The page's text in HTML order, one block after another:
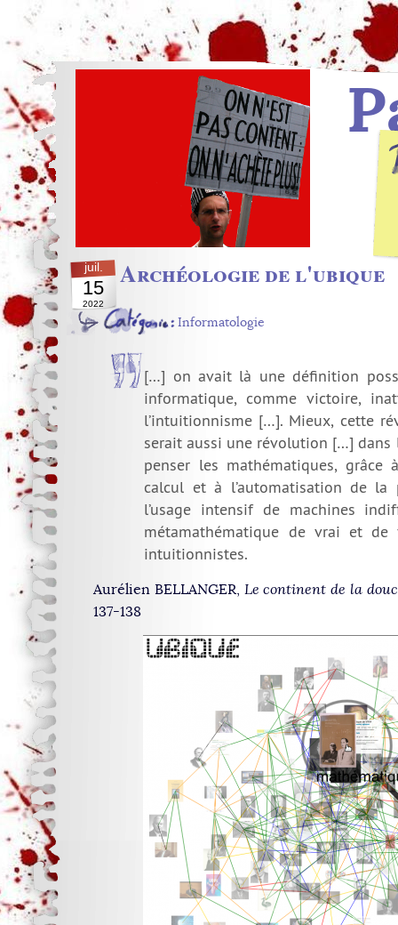
juil.
15
2022
Archéologie de l'ubique
Informatologie
[…] on avait là une définition
informatique, comme victoire,
l’intuitionnisme […]. Mieux, cette
serait aussi une révolution […] dans
penser les mathématiques, grâce
calcul et à l’automatisation de la
l’usage intensif de machines
métamathématique de vrai et de
intuitionnistes.
Aurélien BELLANGER, Le continent de la
137-138